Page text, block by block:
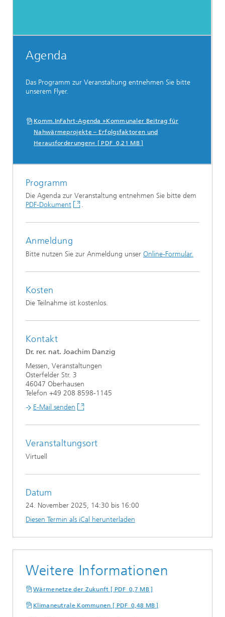
Agenda
Das Programm zur Veranstaltung entnehmen Sie bitte
unserem Flyer.
Komm.InFahrt-Agenda »Kommunaler Beitrag für
Nahwärmeprojekte – Erfolgsfaktoren und
Herausforderungen« [ PDF 0,21 MB ]
Programm
Die Agenda zur Veranstaltung entnehmen Sie bitte dem
PDF-Dokument
.
Anmeldung
Bitte nutzen Sie zur Anmeldung unser Online-Formular.
Kosten
Die Teilnahme ist kostenlos.
Kontakt
Dr. rer. nat. Joachim Danzig
Messen, Veranstaltungen
Osterfelder Str. 3
46047 Oberhausen
Telefon +49 208 8598-1145
E-Mail senden
Veranstaltungsort
Virtuell
Datum
24. November 2025, 14:30 bis 16:00
Diesen Termin als iCal herunterladen
Weitere Informationen
Wärmenetze der Zukunft [ PDF 0,7 MB ]
Klimaneutrale Kommunen [ PDF 0,48 MB ]